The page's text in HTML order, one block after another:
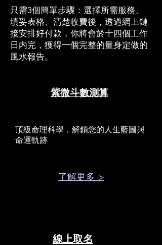
只需3個簡單步驟：選擇所需服務、
填妥表格、清楚收費後，透過網上鏈
接安排好付款，​你將會於十四個工作
日内完，獲得一個完整的量身定做的
風水報告。
紫微斗數測算
頂級命理科學，解鎖您的人生藍圖與
命運軌跡
了解更多 >
線上取名